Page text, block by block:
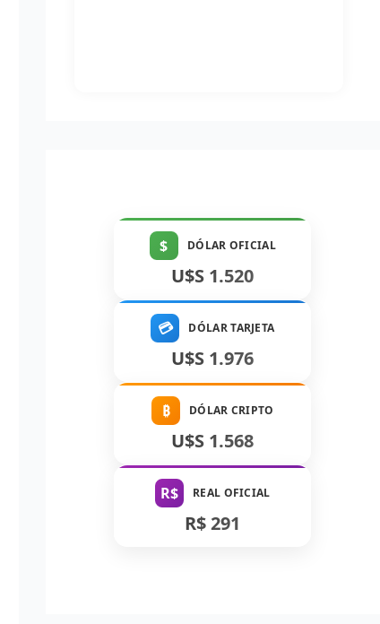
$ DÓLAR OFICIAL
U$S 1.520
💳 DÓLAR TARJETA
U$S 1.976
₿ DÓLAR CRIPTO
U$S 1.568
R$ REAL OFICIAL
R$ 291